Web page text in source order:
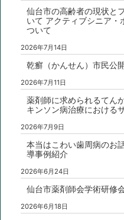
仙台市の高齢者の現状と
いて アクティブシニア・
ついて
2026年7月14日
乾癬（かんせん）市民公
2026年7月11日
薬剤師に求められるてん
キンソン病治療における
2026年7月9日
本当はこわい歯周病のお
導事例紹介
2026年6月24日
仙台市薬剤師会学術研修
2026年6月18日